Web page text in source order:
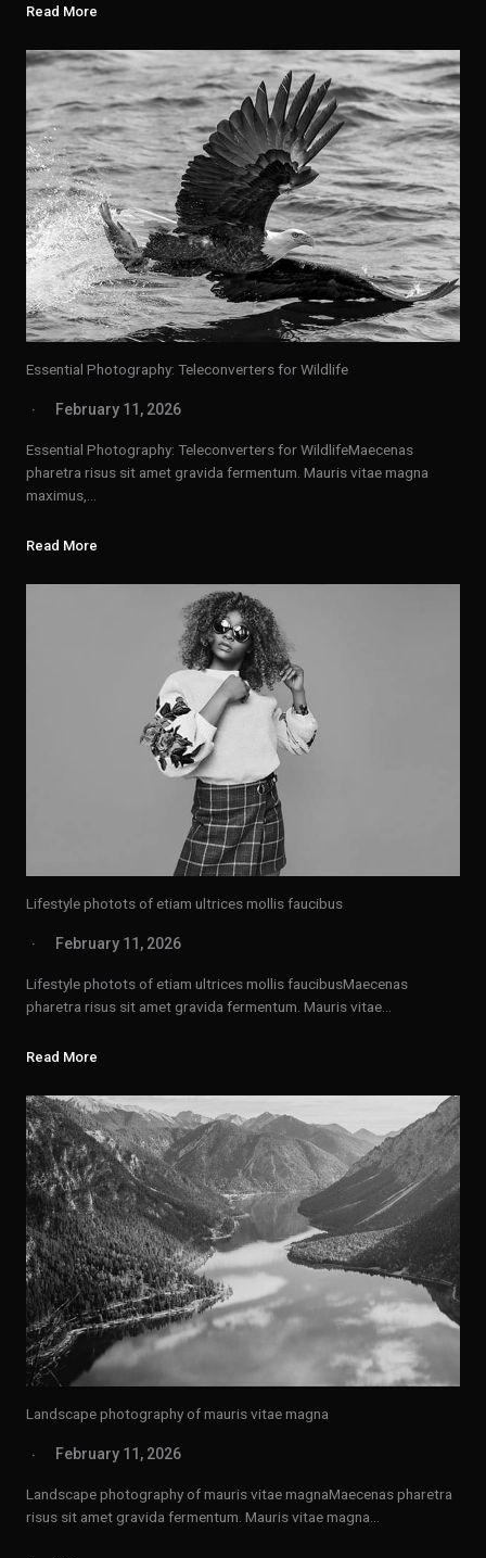
Read More
Essential Photography: Teleconverters for Wildlife
February 11, 2026
Essential Photography: Teleconverters for WildlifeMaecenas
pharetra risus sit amet gravida fermentum. Mauris vitae magna
maximus,…
Read More
Lifestyle photots of etiam ultrices mollis faucibus
February 11, 2026
Lifestyle photots of etiam ultrices mollis faucibusMaecenas
pharetra risus sit amet gravida fermentum. Mauris vitae…
Read More
Landscape photography of mauris vitae magna
February 11, 2026
Landscape photography of mauris vitae magnaMaecenas pharetra
risus sit amet gravida fermentum. Mauris vitae magna…